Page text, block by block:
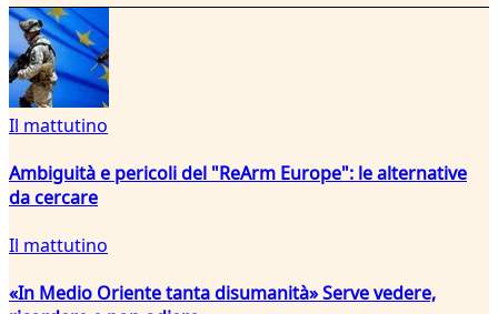
Il mattutino
Ambiguità e pericoli del "ReArm Europe": le alternative
da cercare
Il mattutino
«In Medio Oriente tanta disumanità» Serve vedere,